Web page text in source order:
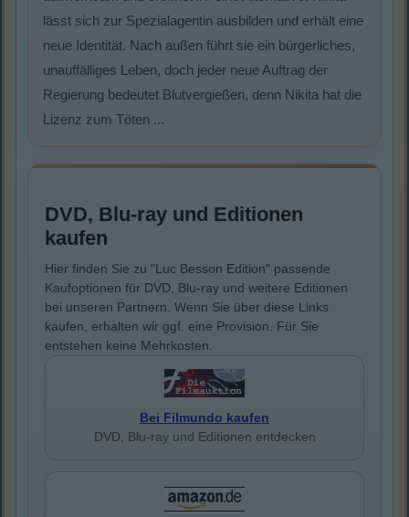
lässt sich zur Spezialagentin ausbilden und erhält eine
neue Identität. Nach außen führt sie ein bürgerliches,
unauffälliges Leben, doch jeder neue Auftrag der
Regierung bedeutet Blutvergießen, denn Nikita hat die
Lizenz zum Töten ...
DVD, Blu-ray und Editionen
kaufen
Hier finden Sie zu "Luc Besson Edition" passende
Kaufoptionen für DVD, Blu-ray und weitere Editionen
bei unseren Partnern. Wenn Sie über diese Links
kaufen, erhalten wir ggf. eine Provision. Für Sie
entstehen keine Mehrkosten.
Bei Filmundo kaufen
DVD, Blu-ray und Editionen entdecken